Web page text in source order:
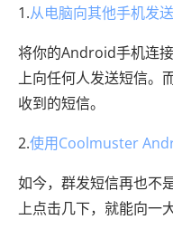
1.从电脑向其他手机发
将你的Android手机连
上向任何人发送短信。
收到的短信。
2.使用Coolmuster
如今，群发短信再也不
上点击几下，就能向一